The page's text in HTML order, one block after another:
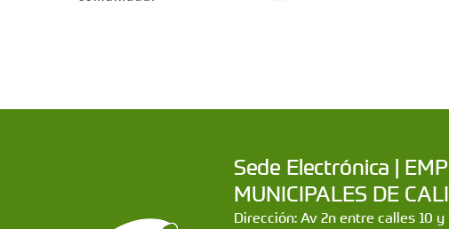
Sede Electrónica |
MUNICIPALES DE CALI
Dirección: Av 2n entre calles 10